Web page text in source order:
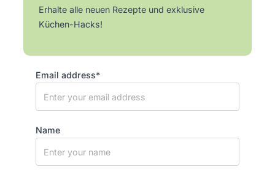
Erhalte alle neuen Rezepte und exklusive
Küchen-Hacks!
Email address*
Name